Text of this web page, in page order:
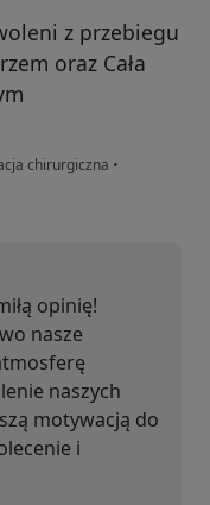
z przebiegu
oraz Cała
chirurgiczna •
opinię!
nasze
naszych
motywacją do
i